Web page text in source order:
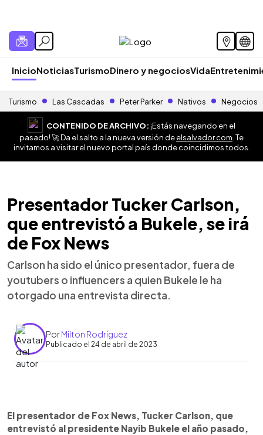
InicioNoticiasTurismoDinero y negociosVida
Turismo Las Cascadas Peter Parker Nativos Negocios
CONTENIDO DE ARCHIVO:¡Estás navegando en el
pasado! 🚀 Da el salto a la nueva versión deelsalvador.com . Te
invitamos a visitar el nuevo portal país donde coincidimos todos.
Presentador Tucker Carlson,
que entrevistó a Bukele, se irá
de Fox News
Carlson ha sido el único presentador, fuera de
youtubers o influencers a quien Bukele le ha
otorgado una entrevista directa.
PorMilton Rodríguez
Publicado el 24 de abril de 2023
Escuchar artículo
El presentador de Fox News, Tucker Carlson, que
entrevistó al presidente Nayib Bukele el año pasado,